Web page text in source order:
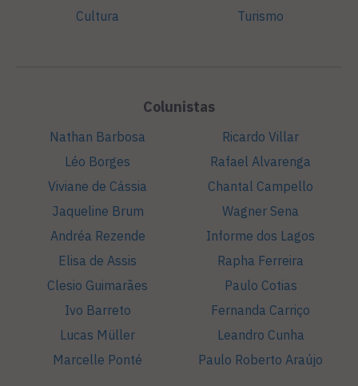
Cultura
Turismo
Colunistas
Nathan Barbosa
Léo Borges
Viviane de Cássia
Jaqueline Brum
Andréa Rezende
Elisa de Assis
Clesio Guimarães
Ivo Barreto
Lucas Müller
Marcelle Ponté
Ricardo Villar
Rafael Alvarenga
Chantal Campello
Wagner Sena
Informe dos Lagos
Rapha Ferreira
Paulo Cotias
Fernanda Carriço
Leandro Cunha
Paulo Roberto Araújo